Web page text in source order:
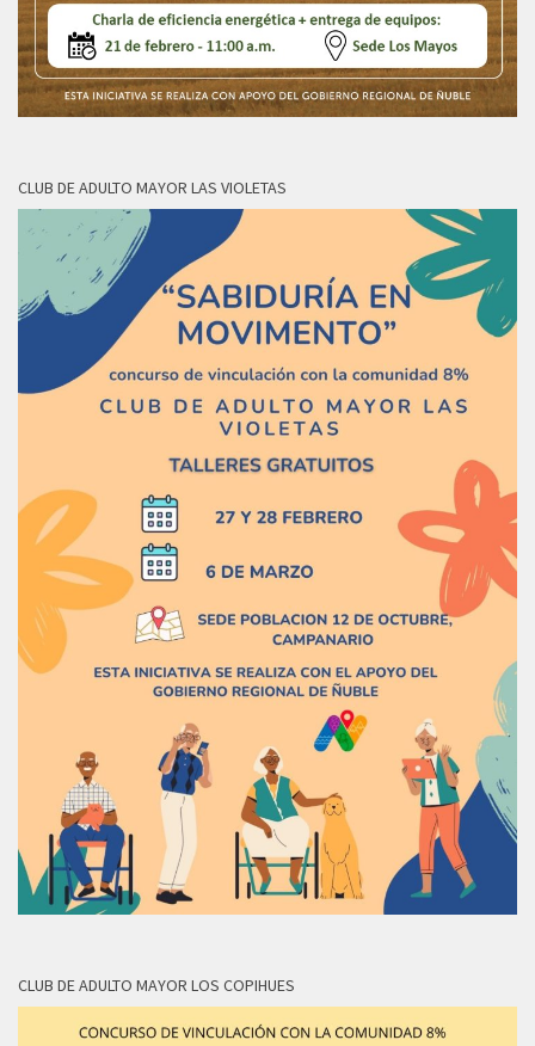
CLUB DE ADULTO MAYOR LAS VIOLETAS
CLUB DE ADULTO MAYOR LOS COPIHUES